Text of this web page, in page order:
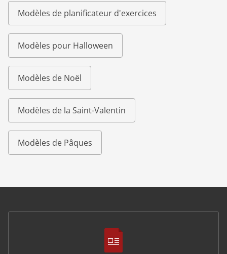
Modèles de planificateur d'exercices
Modèles pour Halloween
Modèles de Noël
Modèles de la Saint-Valentin
Modèles de Pâques